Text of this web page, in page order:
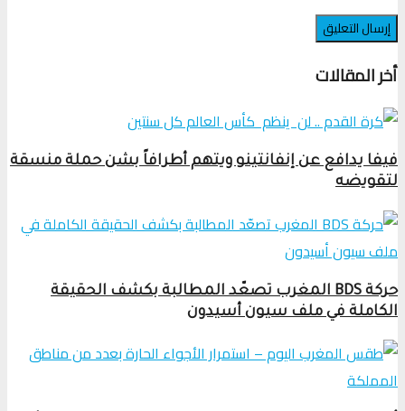
أخر المقالات
فيفا يدافع عن إنفانتينو ويتهم أطرافاً بشن حملة منسقة
لتقويضه
حركة BDS المغرب تصعّد المطالبة بكشف الحقيقة
الكاملة في ملف سيون أسيدون